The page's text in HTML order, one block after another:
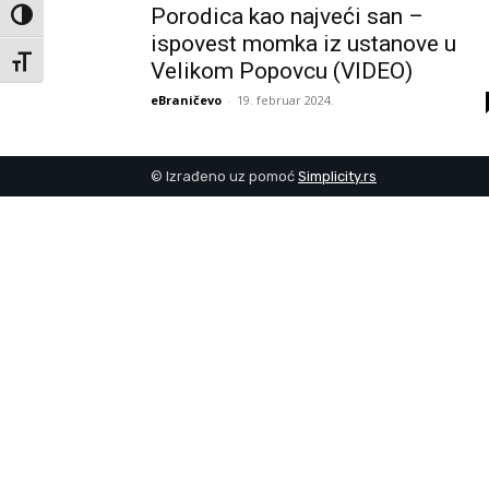
Toggle High Contrast
Toggle Font size
Porodica kao najveći san –
ispovest momka iz ustanove u
Velikom Popovcu (VIDEO)
eBraničevo - 19. februar 2024.
© Izrađeno uz pomoć Simplicity.rs